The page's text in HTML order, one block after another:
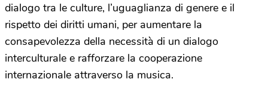
dialogo tra le culture, l’uguaglianza di genere e il
rispetto dei diritti umani, per aumentare la
consapevolezza della necessità di un dialogo
interculturale e rafforzare la cooperazione
internazionale attraverso la musica.